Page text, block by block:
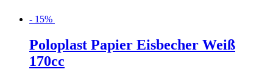
- 15%
Poloplast Papier Eisbecher Weiß
170cc